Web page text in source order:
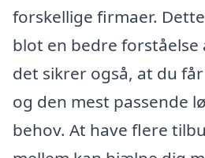
forskellige firmaer.
blot en bedre forståelse
det sikrer også, at du
og den mest passende
behov. At have flere